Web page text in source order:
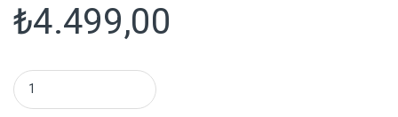
₺4.499,00
Godox Cube-SL İkili Kablosuz Mikrofon Kit 2 (Lighting) miktar